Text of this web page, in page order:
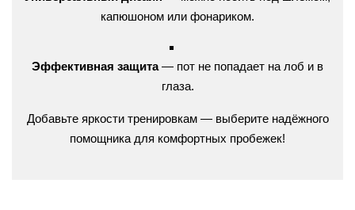
капюшоном или фонариком.
Эффективная защита— пот не попадает на лоб и в
глаза.
Добавьте яркости тренировкам — выберите надёжного
помощника для комфортных пробежек!